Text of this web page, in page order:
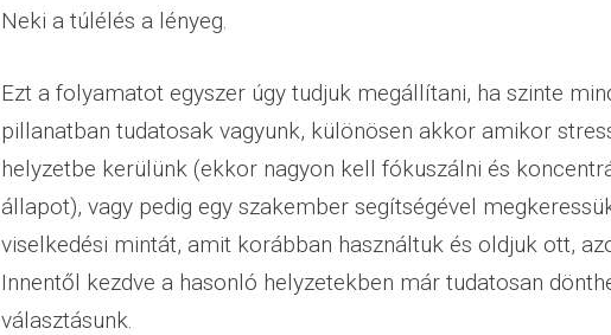
Neki a túlélés a lényeg.
Ezt a folyamatot egyszer úgy tudjuk megállítani, ha szinte
pillanatban tudatosak vagyunk, különösen akkor amikor
helyzetbe kerülünk (ekkor nagyon kell fókuszálni és
állapot), vagy pedig egy szakember segítségével
viselkedési mintát, amit korábban használtuk és oldjuk ott,
Innentől kezdve a hasonló helyzetekben már tudatosan
választásunk.